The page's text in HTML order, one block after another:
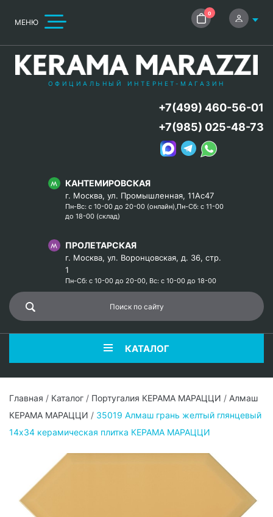
МЕНЮ
0
ОФИЦИАЛЬНЫЙ ИНТЕРНЕТ-МАГАЗИН
КАНТЕМИРОВСКАЯ
г. Москва, ул. Промышленная, 11Ас47
Пн-Вс: с 10-00 до 20-00 (онлайн),Пн-Сб: с 11-00
до 18-00 (склад)
ПРОЛЕТАРСКАЯ
г. Москва, ул. Воронцовская, д. 36, стр.
1
Пн-Сб: с 10-00 до 20-00, Вс: с 10-00 до 18-00
+7(499) 460-56-01
+7(985) 025-48-73
КАТАЛОГ
Главная / Каталог / Португалия КЕРАМА МАРАЦЦИ / Алмаш
КЕРАМА МАРАЦЦИ / 35019 Алмаш грань желтый глянцевый
14х34 керамическая плитка КЕРАМА МАРАЦЦИ